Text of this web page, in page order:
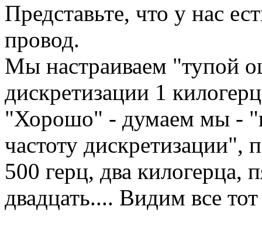
Представьте, что у нас
провод.
Мы настраиваем "тупой
дискретизации 1
"Хорошо" - думаем мы -
частоту дискретизации",
500 герц, два килогерца,
двадцать.... Видим все